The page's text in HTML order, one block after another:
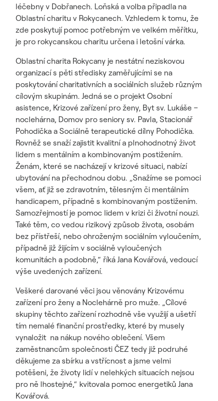
léčebny v Dobřanech. Loňská a volba připadla na
Oblastní charitu v Rokycanech. Vzhledem k tomu, že
zde poskytují pomoc potřebným ve velkém měřítku,
je pro rokycanskou charitu určena i letošní várka.
Oblastní charita Rokycany je nestátní neziskovou
organizací s pěti středisky zaměřujícími se na
poskytování charitativních a sociálních služeb různým
cílovým skupinám. Jedná se o projekt Osobní
asistence, Krizové zařízení pro ženy, Byt sv. Lukáše –
noclehárna, Domov pro seniory sv. Pavla, Stacionář
Pohodička a Sociálně terapeutické dílny Pohodička.
Rovněž se snaží zajistit kvalitní a plnohodnotný život
lidem s mentálním a kombinovaným postižením.
Ženám, které se nacházejí v krizové situaci, nabízí
ubytování na přechodnou dobu. „Snažíme se pomoci
všem, ať již se zdravotním, tělesným či mentálním
handicapem, případně s kombinovaným postižením.
Samozřejmostí je pomoc lidem v krizi či životní nouzi.
Také těm, co vedou rizikový způsob života, osobám
bez přístřeší, nebo ohroženým sociálním vyloučením,
případně již žijícím v sociálně vyloučených
komunitách a podobně,“ říká Jana Kovářová, vedoucí
výše uvedených zařízení.
Veškeré darované věci jsou věnovány Krizovému
zařízení pro ženy a Noclehárně pro muže. „Cílové
skupiny těchto zařízení rozhodně vše využijí a ušetří
tím nemalé finanční prostředky, které by musely
vynaložit na nákup nového oblečení. Všem
zaměstnancům společnosti ČEZ tedy již podruhé
děkujeme za sbírku a vstřícnost a jsme velmi
potěšeni, že životy lidí v nelehkých situacích nejsou
pro ně lhostejné,“ kvitovala pomoc energetiků Jana
Kovářová.